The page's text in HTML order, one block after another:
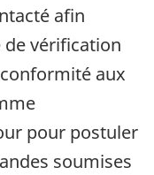
afin
de vérification
aux
pour postuler
soumises